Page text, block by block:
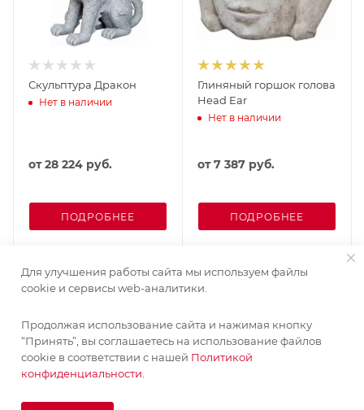
Скульптура Дракон
Нет в наличии
от28 224 руб.
ПОДРОБНЕЕ
Глиняный горшок голова
Head Ear
Нет в наличии
от7 387 руб.
ПОДРОБНЕЕ
Для улучшения работы сайта мы используем файлы
cookie и сервисы web-аналитики.
Продолжая использование сайта и нажимая кнопку
“Принять”, вы соглашаетесь на использование файлов
cookie в соответствии с нашей Политикой
конфиденциальности.